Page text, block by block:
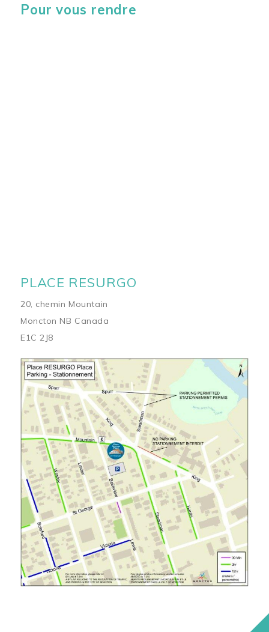
Pour vous rendre
PLACE RESURGO
20, chemin Mountain
Moncton NB Canada
E1C 2J8